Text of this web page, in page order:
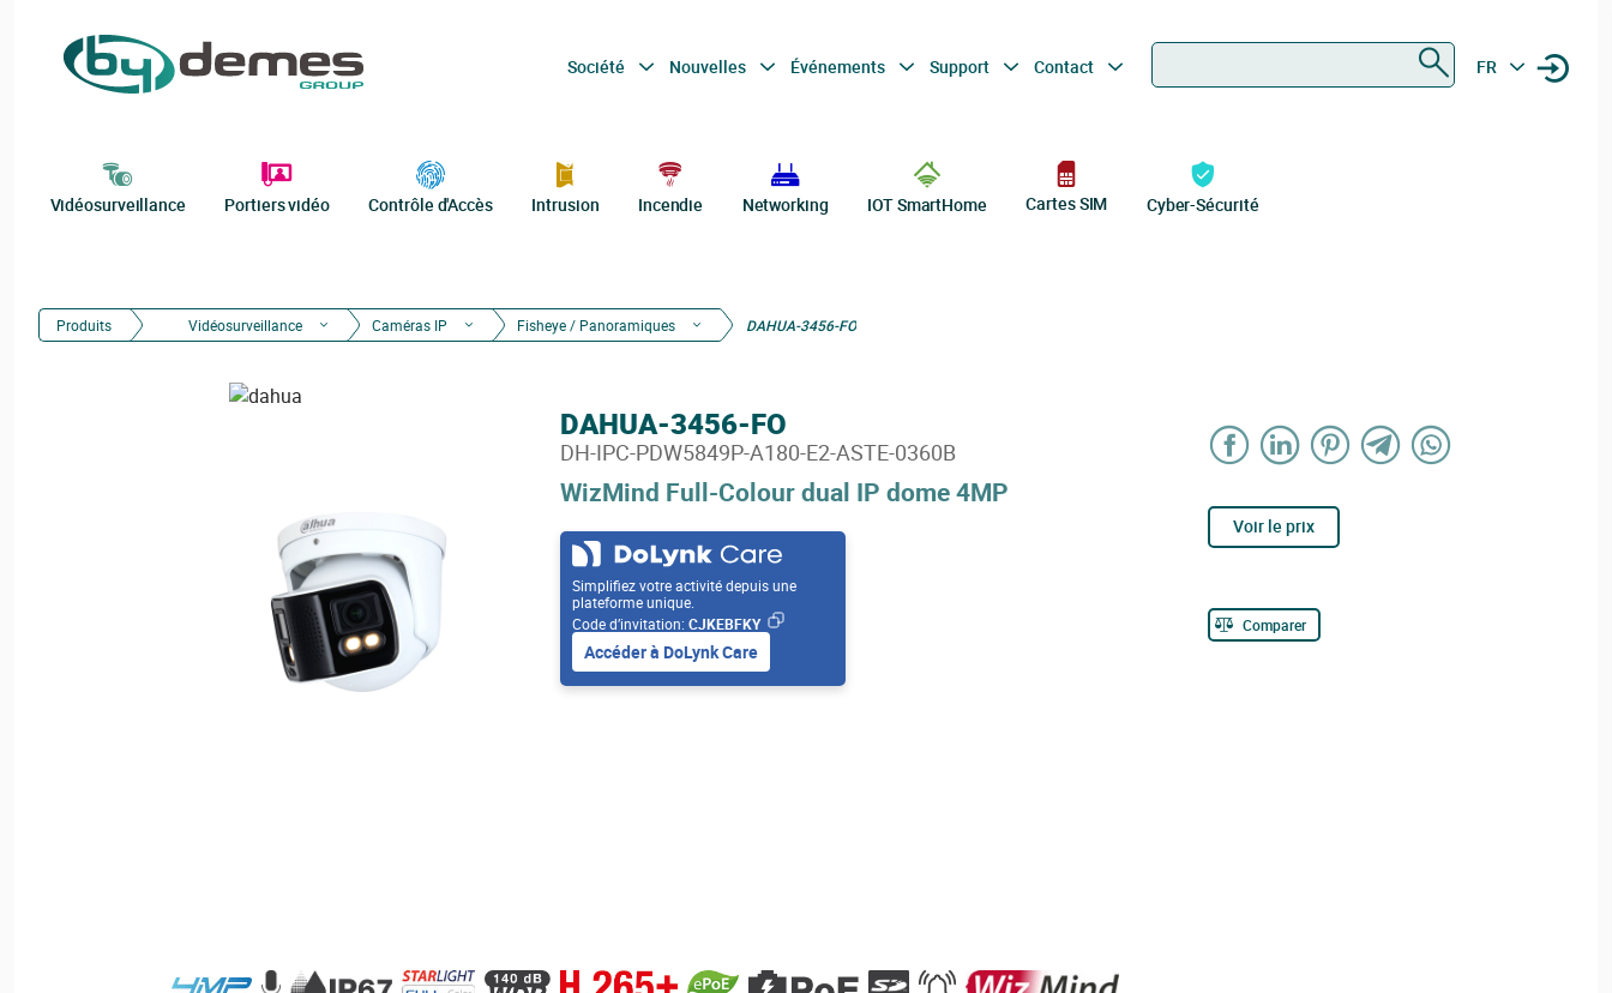
Société Nouvelles Événements Support Contact FR
Vidéosurveillance Portiers vidéo Contrôle d'Accès Intrusion Incendie Networking IOT SmartHome Cartes SIM Cyber-Sécurité
Produits Vidéosurveillance Caméras IP Fisheye / Panoramiques DAHUA-3456-FO
WizMind Full-Colour dual IP dome 4MP
DAHUA-3456-FO
DH-IPC-PDW5849P-A180-E2-ASTE-0360B
Simplifiez votre activité depuis une
plateforme unique.
Code d’invitation: CJKEBFKY
Accéder à DoLynk Care
Voir le prix
Comparer